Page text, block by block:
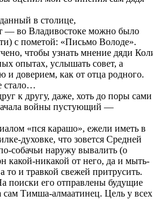
в столице,
— во Владивостоке можно было
с пометой: «Письмо Володе».
чтобы узнать мнение дяди
опытах, услышать совет, а
и доверием, как от отца родного.
стало…
к другу, даже, хоть до поры сами
войны пустующий —
«пся карашо», ежели иметь в
духовке, что зовется Средней
собачьи наружу вывалить (о
какой-никакой от него, да и мыть-
то и травкой свежей притрусить.
поиски его отправлены будущие
сам Тимша-алмаатинец. Цель у всех